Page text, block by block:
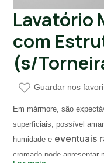
Lavatório
com
(s/
Guardar nos
Em mármore, são
superficiais, possível
humidade e eventuais
cromado pode apresentar